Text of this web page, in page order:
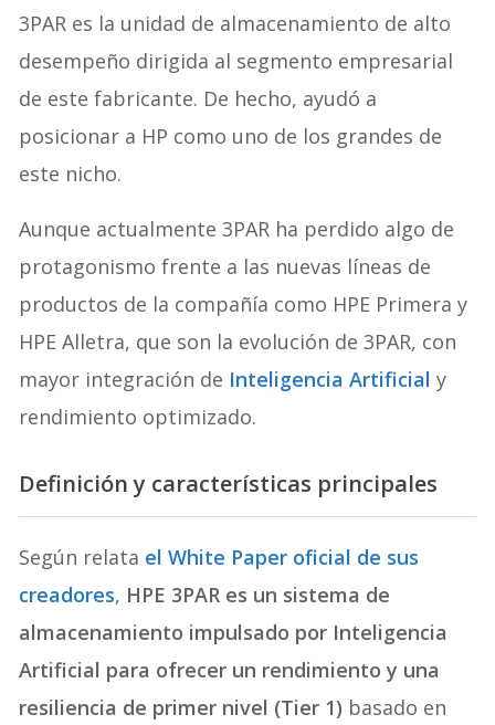
3PAR es la unidad de almacenamiento de alto
desempeño dirigida al segmento empresarial
de este fabricante. De hecho, ayudó a
posicionar a HP como uno de los grandes de
este nicho.
Aunque actualmente 3PAR ha perdido algo de
protagonismo frente a las nuevas líneas de
productos de la compañía como HPE Primera y
HPE Alletra, que son la evolución de 3PAR, con
mayor integración de Inteligencia Artificial y
rendimiento optimizado.
Definición y características principales
Según relata el White Paper oficial de sus
creadores, HPE 3PAR es un sistema de
almacenamiento impulsado por Inteligencia
Artificial para ofrecer un rendimiento y una
resiliencia de primer nivel (Tier 1) basado en